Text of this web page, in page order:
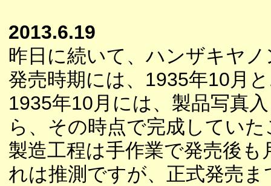
2013.6.19
昨日に続いて、ハンザキヤ
発売時期には、1935年10月
1935年10月には、製品写真
ら、その時点で完成してい
製造工程は手作業で発売後
れは推測ですが、正式発売